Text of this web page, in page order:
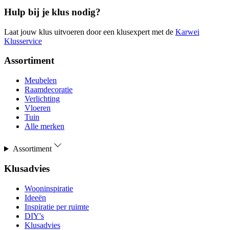
Hulp bij je klus nodig?
Laat jouw klus uitvoeren door een klusexpert met de Karwei
Klusservice
Assortiment
Meubelen
Raamdecoratie
Verlichting
Vloeren
Tuin
Alle merken
Assortiment
Klusadvies
Wooninspiratie
Ideeën
Inspiratie per ruimte
DIY's
Klusadvies